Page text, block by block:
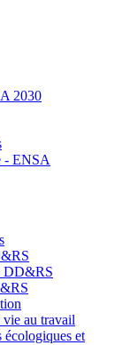
2030
- ENSA
DD&RS
vie au travail
et